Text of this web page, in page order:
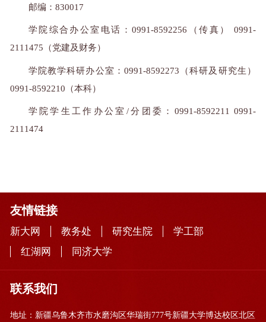
邮编：830017
学院综合办公室电话：0991-8592256（传真） 0991-
2111475（党建及财务）
学院教学科研办公室：0991-8592273（科研及研究生）
0991-8592210（本科）
学院学生工作办公室/分团委：0991-8592211 0991-
2111474
友情链接
新大网 教务处 研究生院
学工部
红湖网
同济大学
联系我们
地址：新疆乌鲁木齐市水磨沟区华瑞街777号新疆大学博达校区北区